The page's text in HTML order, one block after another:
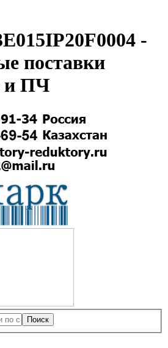
-
поставки
и ПЧ
Поиск